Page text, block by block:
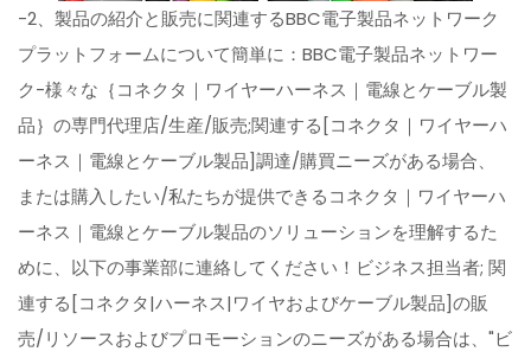
-2、製品の紹介と販売に関連するBBC電子製品ネットワーク
プラットフォームについて簡単に：BBC電子製品ネットワー
ク-様々な｛コネクタ｜ワイヤーハーネス｜電線とケーブル製
品｝の専門代理店/生産/販売;関連する[コネクタ｜ワイヤーハ
ーネス｜電線とケーブル製品]調達/購買ニーズがある場合、
または購入したい/私たちが提供できるコネクタ｜ワイヤーハ
ーネス｜電線とケーブル製品のソリューションを理解するた
めに、以下の事業部に連絡してください！ビジネス担当者; 関
連する[コネクタ|ハーネス|ワイヤおよびケーブル製品]の販
売/リソースおよびプロモーションのニーズがある場合は、"ビ